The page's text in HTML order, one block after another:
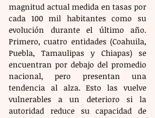
magnitud actual medida en tasas por
cada 100 mil habitantes como su
evolución durante el último año.
Primero, cuatro entidades (Coahuila,
Puebla, Tamaulipas y Chiapas) se
encuentran por debajo del promedio
nacional, pero presentan una
tendencia al alza. Esto las vuelve
vulnerables a un deterioro si la
autoridad reduce su capacidad de